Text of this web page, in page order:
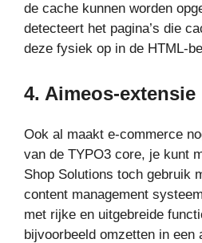
de cache kunnen worden
detecteert het pagina’s die
deze fysiek op in de HTML-
4. Aimeos-extensie
Ook al maakt e-commerce
van de TYPO3 core, je kunt
Shop Solutions toch gebruik
content management
met rijke en uitgebreide
bijvoorbeeld omzetten in een